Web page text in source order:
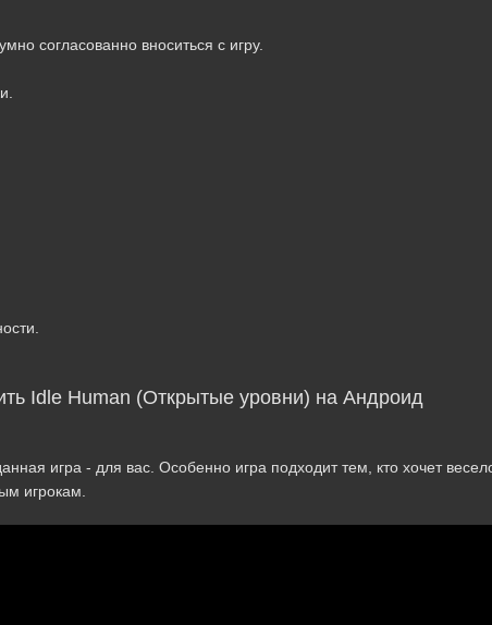
согласованно вноситься с игру.
Idle Human (Открытые уровни) на Андроид
игра - для вас. Особенно игра подходит тем, кто хочет
игрокам.